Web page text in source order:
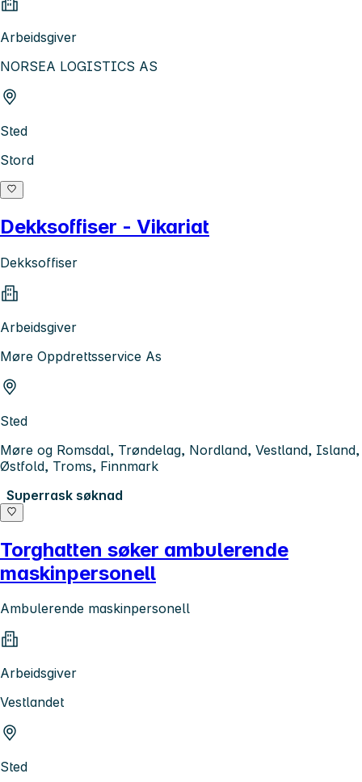
Arbeidsgiver
NORSEA LOGISTICS AS
Sted
Stord
Dekksoffiser - Vikariat
Dekksoffiser
Arbeidsgiver
Møre Oppdrettsservice As
Sted
Møre og Romsdal, Trøndelag, Nordland, Vestland, Island,
Østfold, Troms, Finnmark
Superrask søknad
Torghatten søker ambulerende
maskinpersonell
Ambulerende maskinpersonell
Arbeidsgiver
Vestlandet
Sted